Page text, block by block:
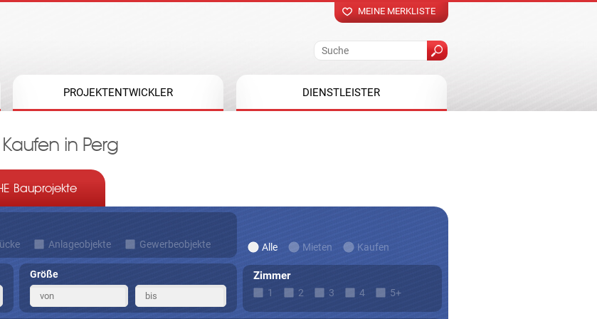
MEINE MERKLISTE
PROJEKTENTWICKLER DIENSTLEISTER
in Perg
Bauprojekte
Anlageobjekte Gewerbeobjekte Alle Mieten Kaufen
Größe Zimmer
1 2 3 4 5+